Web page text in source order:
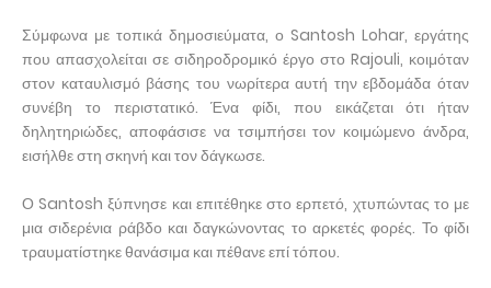
Σύμφωνα με τοπικά δημοσιεύματα, ο Santosh Lohar, εργάτης
που απασχολείται σε σιδηροδρομικό έργο στο Rajouli, κοιμόταν
στον καταυλισμό βάσης του νωρίτερα αυτή την εβδομάδα όταν
συνέβη το περιστατικό. Ένα φίδι, που εικάζεται ότι ήταν
δηλητηριώδες, αποφάσισε να τσιμπήσει τον κοιμώμενο άνδρα,
εισήλθε στη σκηνή και τον δάγκωσε.
Ο Santosh ξύπνησε και επιτέθηκε στο ερπετό, χτυπώντας το με
μια σιδερένια ράβδο και δαγκώνοντας το αρκετές φορές. Το φίδι
τραυματίστηκε θανάσιμα και πέθανε επί τόπου.